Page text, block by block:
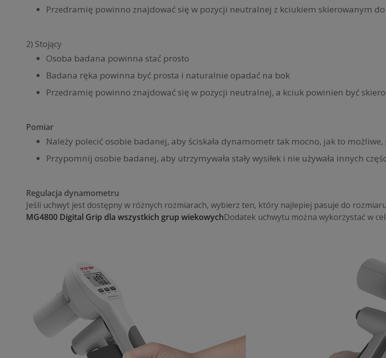
Przedramię powinno znajdować się w pozycji neutralnej z kciukiem skierowanym
2) Stojący
Osoba badana powinna stać prosto
Badana ręka powinna być prosta i naturalnie opadać na bok
Przedramię powinno znajdować się w pozycji neutralnej, a kciuk powinien być
Pomiar
Należy polecić osobie badanej, aby ściskała dynamometr tak mocno, jak to możliwe,
Przypomnij osobie badanej, aby utrzymywała stały wysiłek i nie używała innych
Regulacja dynamometru
Jeśli uchwyt jest dostępny w różnych rozmiarach, wybierz ten, który najlepiej pasuje do
MG4800 Digital Grip dla wszystkich grup wiekowychDodatek uchwytu można wykorzystać w